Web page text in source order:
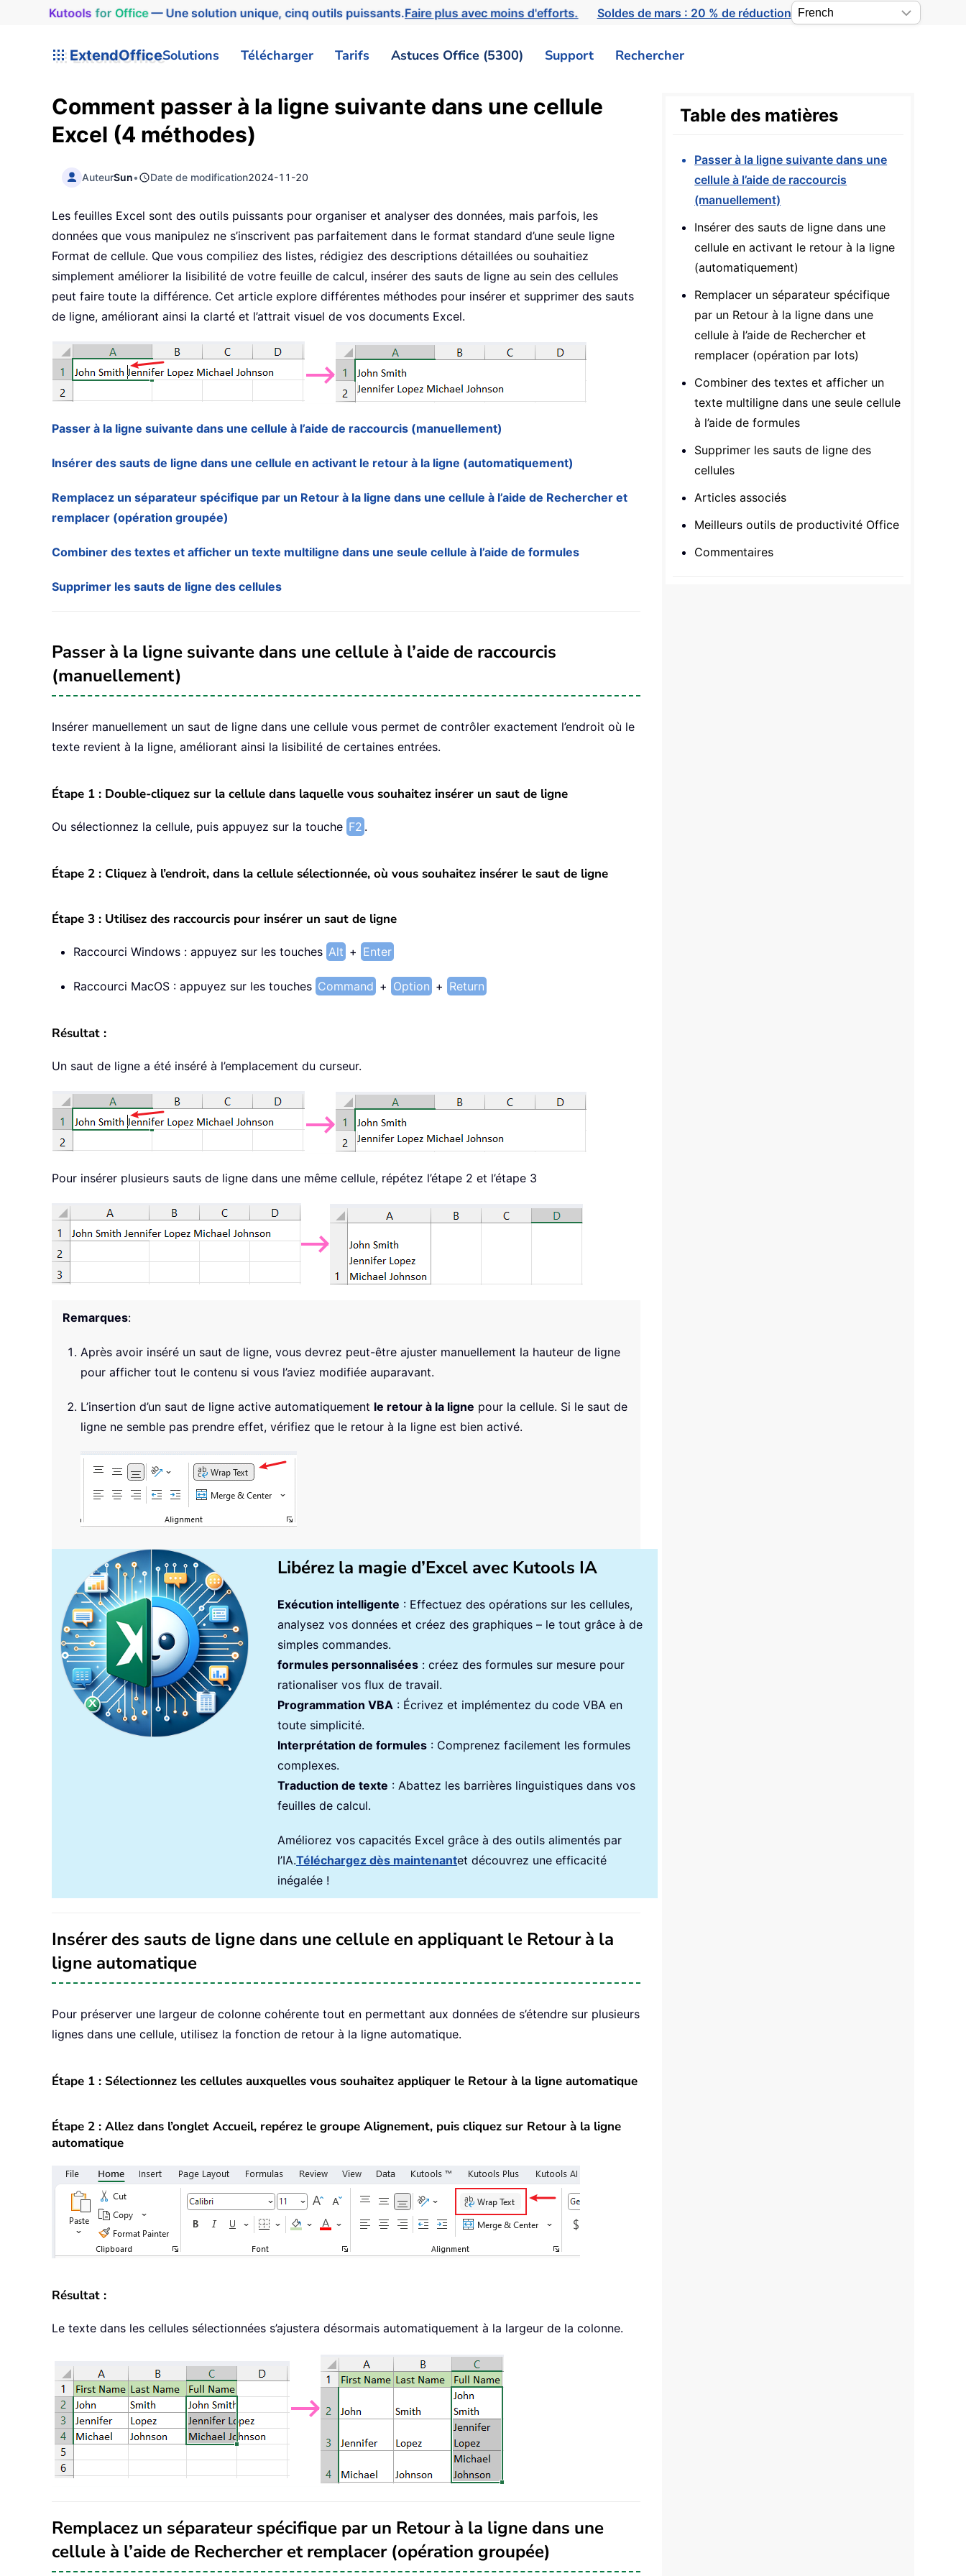
Kutools for Office— Une solution unique, cinq outils puissants.Faire plus avec moins d'efforts. Soldes de mars : 20 % de réduction
ExtendOfficeSolutions Télécharger Tarifs Astuces Office (5300) Support Rechercher
Comment passer à la ligne suivante dans une cellule
Excel (4 méthodes)
AuteurSun• Date de modification2024-11-20
Les feuilles Excel sont des outils puissants pour organiser et analyser des données, mais parfois, les
données que vous manipulez ne s’inscrivent pas parfaitement dans le format standard d’une seule ligne
Format de cellule. Que vous compiliez des listes, rédigiez des descriptions détaillées ou souhaitiez
simplement améliorer la lisibilité de votre feuille de calcul, insérer des sauts de ligne au sein des cellules
peut faire toute la différence. Cet article explore différentes méthodes pour insérer et supprimer des sauts
de ligne, améliorant ainsi la clarté et l’attrait visuel de vos documents Excel.
Passer à la ligne suivante dans une cellule à l’aide de raccourcis (manuellement)
Insérer des sauts de ligne dans une cellule en activant le retour à la ligne (automatiquement)
Remplacez un séparateur spécifique par un Retour à la ligne dans une cellule à l’aide de Rechercher et
remplacer (opération groupée)
Combiner des textes et afficher un texte multiligne dans une seule cellule à l’aide de formules
Supprimer les sauts de ligne des cellules
Passer à la ligne suivante dans une cellule à l’aide de raccourcis
(manuellement)
Insérer manuellement un saut de ligne dans une cellule vous permet de contrôler exactement l’endroit où le
texte revient à la ligne, améliorant ainsi la lisibilité de certaines entrées.
Étape 1 : Double-cliquez sur la cellule dans laquelle vous souhaitez insérer un saut de ligne
Ou sélectionnez la cellule, puis appuyez sur la touche F2 .
Étape 2 : Cliquez à l’endroit, dans la cellule sélectionnée, où vous souhaitez insérer le saut de ligne
Étape 3 : Utilisez des raccourcis pour insérer un saut de ligne
Raccourci Windows : appuyez sur les touches Alt + Enter
Raccourci MacOS : appuyez sur les touches Command + Option + Return
Résultat :
Un saut de ligne a été inséré à l’emplacement du curseur.
Pour insérer plusieurs sauts de ligne dans une même cellule, répétez l’étape 2 et l’étape 3
Remarques:
Après avoir inséré un saut de ligne, vous devrez peut-être ajuster manuellement la hauteur de ligne
pour afficher tout le contenu si vous l’aviez modifiée auparavant.
L’insertion d’un saut de ligne active automatiquement le retour à la ligne pour la cellule. Si le saut de
ligne ne semble pas prendre effet, vérifiez que le retour à la ligne est bien activé.
Libérez la magie d’Excel avec Kutools IA
Exécution intelligente : Effectuez des opérations sur les cellules,
analysez vos données et créez des graphiques – le tout grâce à de
simples commandes.
formules personnalisées : créez des formules sur mesure pour
rationaliser vos flux de travail.
Programmation VBA : Écrivez et implémentez du code VBA en
toute simplicité.
Interprétation de formules : Comprenez facilement les formules
complexes.
Traduction de texte : Abattez les barrières linguistiques dans vos
feuilles de calcul.
Améliorez vos capacités Excel grâce à des outils alimentés par
l’IA.Téléchargez dès maintenantet découvrez une efficacité
inégalée !
Insérer des sauts de ligne dans une cellule en appliquant le Retour à la
ligne automatique
Pour préserver une largeur de colonne cohérente tout en permettant aux données de s’étendre sur plusieurs
lignes dans une cellule, utilisez la fonction de retour à la ligne automatique.
Étape 1 : Sélectionnez les cellules auxquelles vous souhaitez appliquer le Retour à la ligne automatique
Étape 2 : Allez dans l’onglet Accueil, repérez le groupe Alignement, puis cliquez sur Retour à la ligne
automatique
Résultat :
Le texte dans les cellules sélectionnées s’ajustera désormais automatiquement à la largeur de la colonne.
Remplacez un séparateur spécifique par un Retour à la ligne dans une
cellule à l’aide de Rechercher et remplacer (opération groupée)
Table des matières
Passer à la ligne suivante dans une
cellule à l’aide de raccourcis
(manuellement)
Insérer des sauts de ligne dans une
cellule en activant le retour à la ligne
(automatiquement)
Remplacer un séparateur spécifique
par un Retour à la ligne dans une
cellule à l’aide de Rechercher et
remplacer (opération par lots)
Combiner des textes et afficher un
texte multiligne dans une seule cellule
à l’aide de formules
Supprimer les sauts de ligne des
cellules
Articles associés
Meilleurs outils de productivité Office
Commentaires